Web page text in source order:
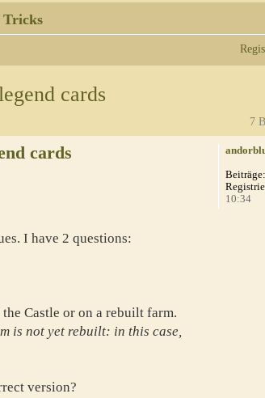
Tricks
cards
7
cards
I have 2 questions:
Castle or on a rebuilt farm.
is not yet rebuilt: in this case,
version?
Beiträge:
10:34